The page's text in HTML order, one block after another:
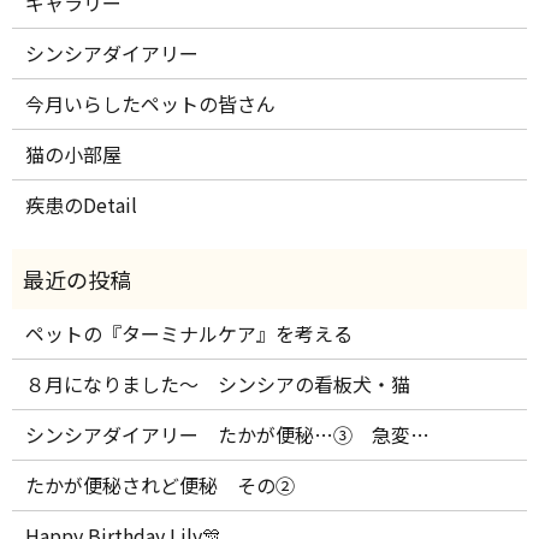
シンシアダイアリー
今月いらしたペットの皆さん
猫の小部屋
疾患のDetail
ペットの『ターミナルケア』を考える
８月になりました～ シンシアの看板犬・猫
シンシアダイアリー たかが便秘…③ 急変…
たかが便秘されど便秘 その②